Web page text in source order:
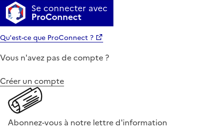
Se connecter avec
ProConnect
Qu'est-ce que ProConnect ?
Vous n'avez pas de compte ?
Créer un compte
Abonnez-vous à notre lettre d'information